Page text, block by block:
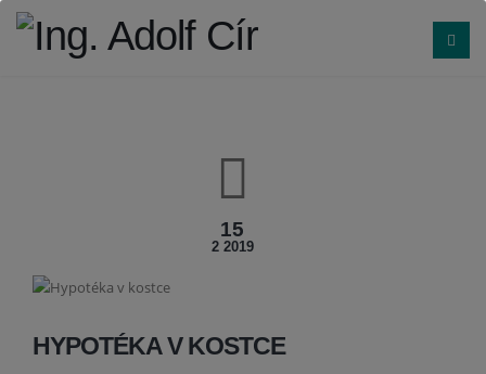
15
2 2019
HYPOTÉKA V KOSTCE